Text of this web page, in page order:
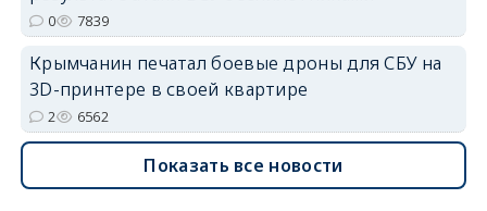
0 7839
Крымчанин печатал боевые дроны для СБУ на
3D-принтере в своей квартире
2 6562
Показать все новости